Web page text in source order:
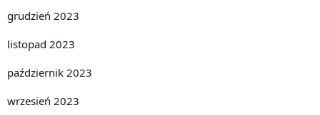
grudzień 2023
listopad 2023
październik 2023
wrzesień 2023